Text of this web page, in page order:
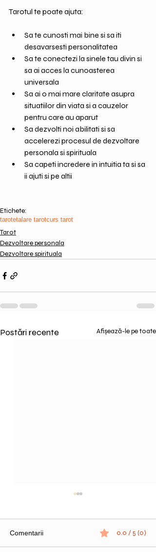
Tarotul te poate ajuta:
Sa te cunosti mai bine si sa iti
desavarsesti personalitatea
Sa te conectezi la sinele tau divin si
sa ai acces la cunoasterea
universala
Sa ai o mai mare claritate asupra
situatiilor din viata si a cauzelor
pentru care au aparut
Sa dezvolti noi abilitati si sa
accelerezi procesul de dezvoltare
personala si spirituala
Sa capeti incredere in intuitia ta si sa
ii ajuti si pe altii
Etichete:
tarotetalare tarotcurs tarot
Tarot
Dezvoltare personala
Dezvoltare spirituala
Postări recente Afișează-le pe toate
Comentarii 0.0 / 5 (0)